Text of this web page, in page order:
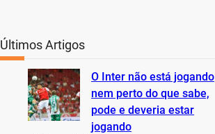
Últimos Artigos
O Inter não está jogando
nem perto do que sabe,
pode e deveria estar
jogando